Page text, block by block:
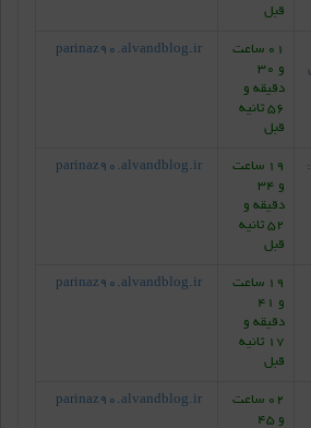
قبل
01 ساعت
و 30
دقیقه و
56 ثانیه
قبل
parinaz90.alvandblog.ir
19 ساعت
و 34
دقیقه و
52 ثانیه
قبل
parinaz90.alvandblog.ir
19 ساعت
و 41
دقیقه و
17 ثانیه
قبل
parinaz90.alvandblog.ir
02 ساعت
و 45
parinaz90.alvandblog.ir